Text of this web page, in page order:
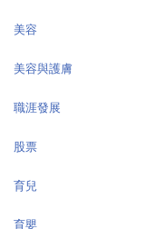
美容
美容與護膚
職涯發展
股票
育兒
育嬰